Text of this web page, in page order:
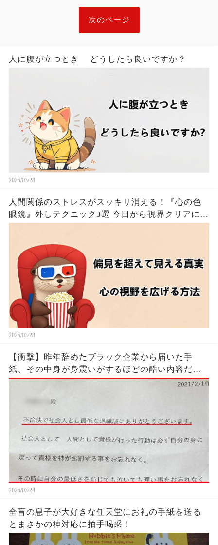
次のページ
人に腹が立つとき どうしたら良いですか？
2025/03/28
人間関係のストレスがスッキリ消える！『心の色
眼鏡』外しテクニック3選 今日から視界クリアにな
2025/03/28
【衝撃】昨年辞めたブラック企業から届いた手
紙、その中身が身震いがするほどの酷い内容だっ
た…...
2025/03/24
全盲の息子が大好きな任天堂にお礼の手紙を送る
とまさかの神対応に拍手喝采！